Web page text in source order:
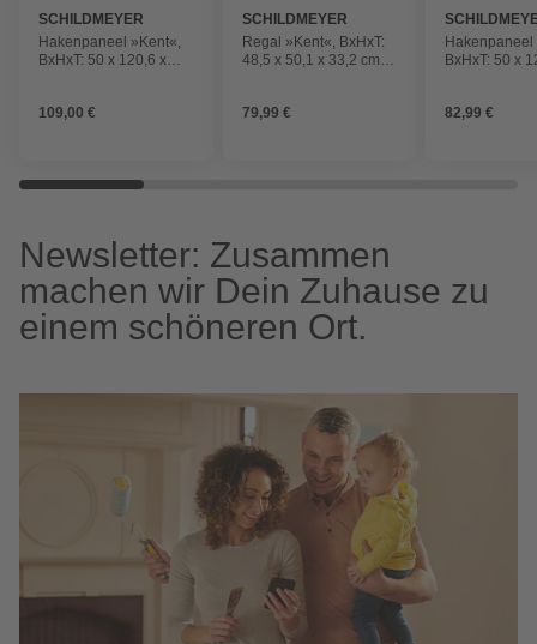
SCHILDMEYER
Hakenpaneel »Kent«,
BxHxT: 50 x 120,6 x
Holzwerkstoff
109,00 €
SCHILDMEYER
Regal »Kent«, BxHxT:
48,5 x 50,1 x 33,2 cm,
melaminbeschichtet
79,99 €
BxHxT: 50 x
82,99 €
Newsletter: Zusammen
machen wir Dein Zuhause zu
einem schöneren Ort.